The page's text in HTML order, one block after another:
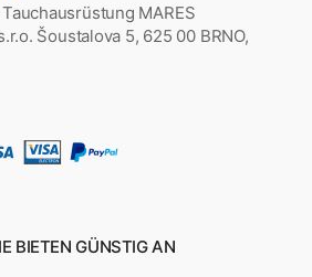
MARES
Šoustalova 5, 625 00 BRNO,
BIETEN GÜNSTIG AN